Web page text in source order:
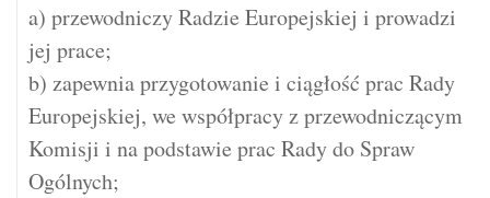
a) przewodniczy Radzie Europejskiej i prowadzi
jej prace;
b) zapewnia przygotowanie i ciągłość prac Rady
Europejskiej, we współpracy z przewodniczącym
Komisji i na podstawie prac Rady do Spraw
Ogólnych;